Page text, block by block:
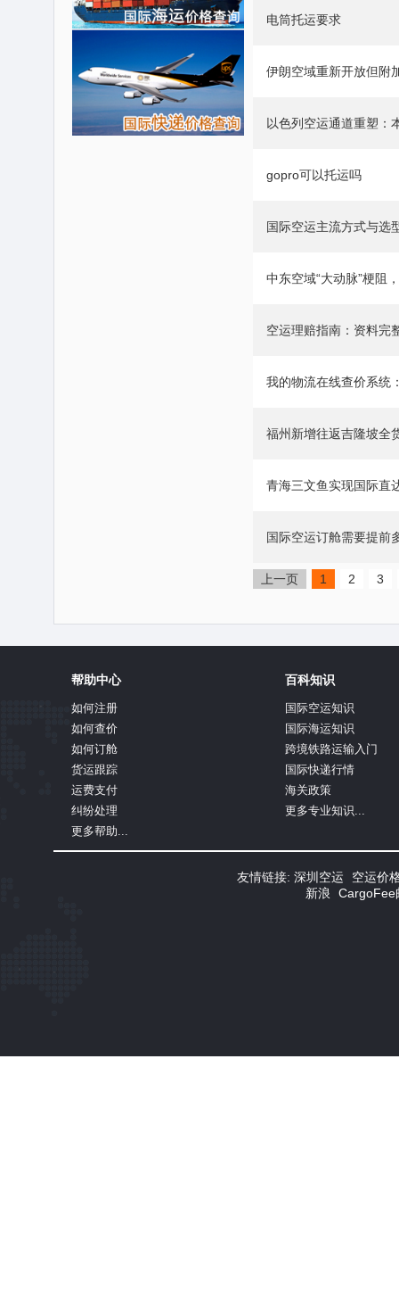
电筒托运要求
伊朗空域重新开放但附
以色列空运通道重塑：
gopro可以托运吗
国际空运主流方式与选
中东空域“大动脉”梗阻
空运理赔指南：资料完
我的物流在线查价系统
福州新增往返吉隆坡全
青海三文鱼实现国际直
国际空运订舱需要提前
上一页 1 2 3
帮助中心
如何注册
如何查价
如何订舱
货运跟踪
运费支付
纠纷处理
更多帮助...
百科知识
国际空运知识
国际海运知识
跨境铁路运输入门
国际快递行情
海关政策
更多专业知识...
友情链接: 深圳空运
空运价
新浪
CargoFee